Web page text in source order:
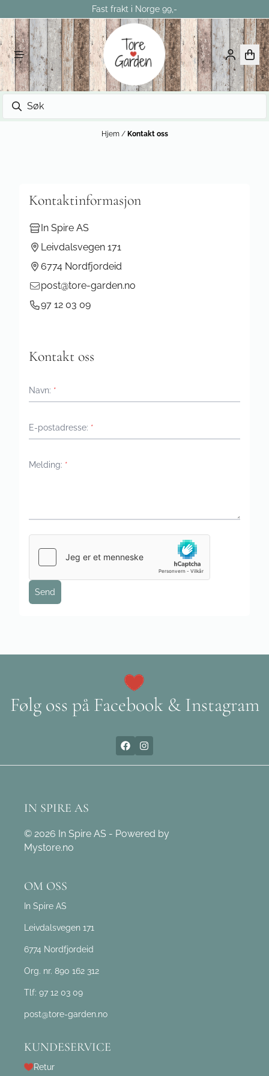
Fast frakt i Norge 99,-
Hjem / Kontakt oss
Kontaktinformasjon
In Spire AS
Leivdalsvegen 171
6774 Nordfjordeid
post@tore-garden.no
97 12 03 09
Kontakt oss
Navn: *
E-postadresse: *
Melding: *
Send
Følg oss på Facebook & Instagram
IN SPIRE AS
© 2026 In Spire AS - Powered by
Mystore.no
OM OSS
In Spire AS
Leivdalsvegen 171
6774 Nordfjordeid
Org. nr. 890 162 312
Tlf: 97 12 03 09
post@tore-garden.no
KUNDESERVICE
Retur